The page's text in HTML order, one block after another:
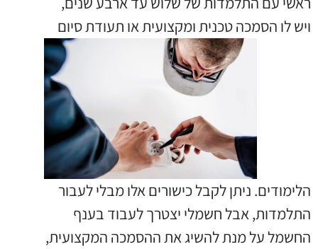
ויש לו הסמכה טכנית ומקצועית או תעודת סיום
הלימודים. ניתן לקבל כישורים אלו מבלי לעבור
התלמדות, אבל חשמלי יצטרך לעבוד בענף
החשמל על מנת להשיג את ההסמכה המקצועית,